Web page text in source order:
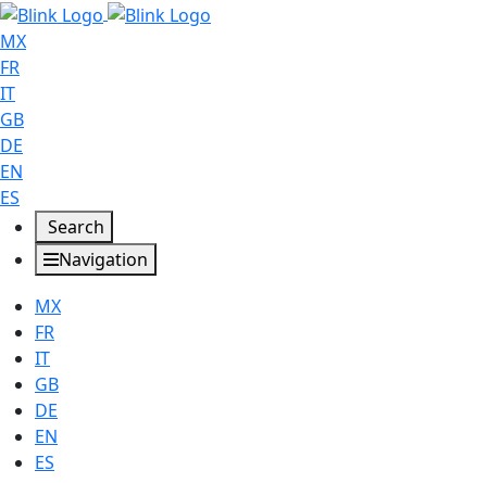
MX
FR
IT
GB
DE
EN
ES
Search
Navigation
MX
FR
IT
GB
DE
EN
ES